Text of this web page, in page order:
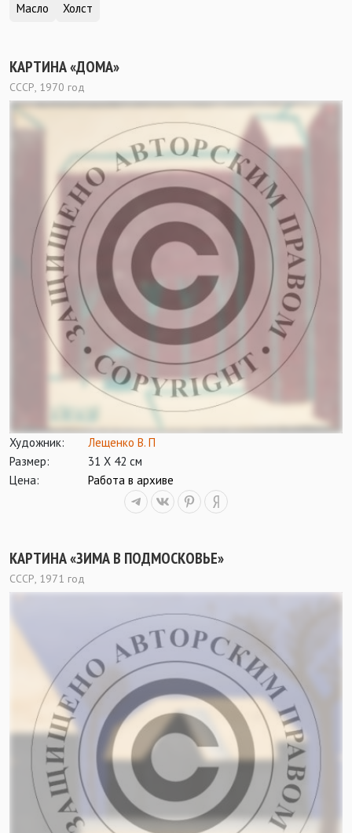
Масло
Холст
КАРТИНА «ДОМА»
СССР, 1970 год
Художник:
Лещенко В. П
Размер:
31 Х 42 см
Цена:
Работа в архиве
КАРТИНА «ЗИМА В ПОДМОСКОВЬЕ»
СССР, 1971 год